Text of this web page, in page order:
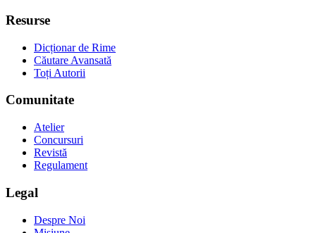
Resurse
Dicționar de Rime
Căutare Avansată
Toți Autorii
Comunitate
Atelier
Concursuri
Revistă
Regulament
Legal
Despre Noi